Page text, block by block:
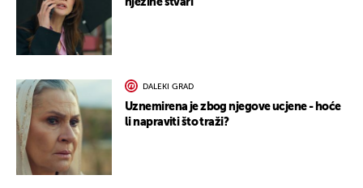
njezine stvari
DALEKI GRAD
Uznemirena je zbog njegove ucjene - hoće
li napraviti što traži?